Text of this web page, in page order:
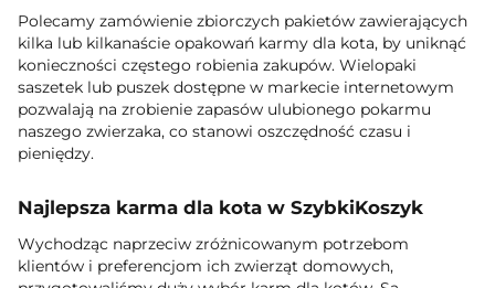
Polecamy zamówienie zbiorczych pakietów zawierających
kilka lub kilkanaście opakowań karmy dla kota, by uniknąć
konieczności częstego robienia zakupów. Wielopaki
saszetek lub puszek dostępne w markecie internetowym
pozwalają na zrobienie zapasów ulubionego pokarmu
naszego zwierzaka, co stanowi oszczędność czasu i
pieniędzy.
Najlepsza karma dla kota w SzybkiKoszyk
Wychodząc naprzeciw zróżnicowanym potrzebom
klientów i preferencjom ich zwierząt domowych,